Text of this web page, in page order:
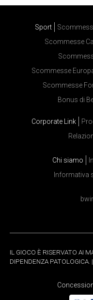
Sport
Scommesse
Scommesse
Scommesse
Bonus di
Corporate Link
Chi siamo
Informativa
IL GIOCO È RISERVATO AI
DIPENDENZA PATOLOGICA. |